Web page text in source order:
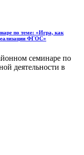
по теме: «Игра, как
ФГОС»
семинаре по
деятельности в